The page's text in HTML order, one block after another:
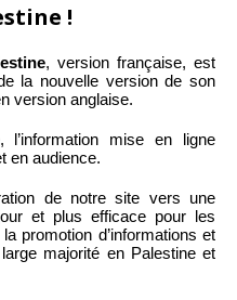
!
, version française, est
la nouvelle version de son
version anglaise.
mise en ligne
en audience.
de notre site vers une
et plus efficace pour les
promotion d’informations et
majorité en Palestine et